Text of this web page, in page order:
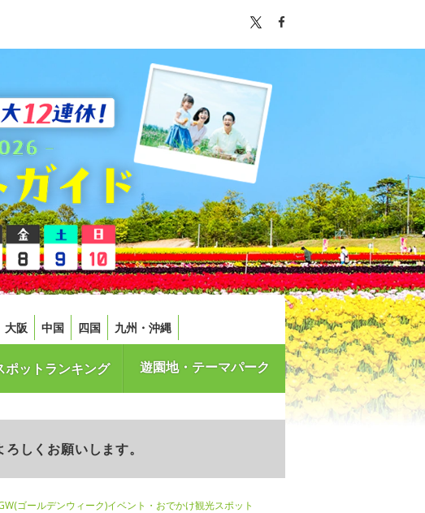
大阪 中国 四国 九州・沖縄
ットランキング 遊園地・テーマパーク
しくお願いします。
ゴールデンウィーク)イベント・おでかけ観光スポット